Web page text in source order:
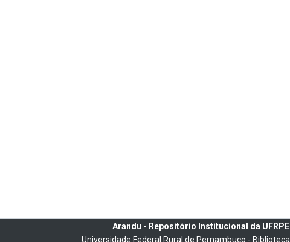
Arandu - Repositório Institucional da UFRPE
Universidade Federal Rural de Pernambuco -